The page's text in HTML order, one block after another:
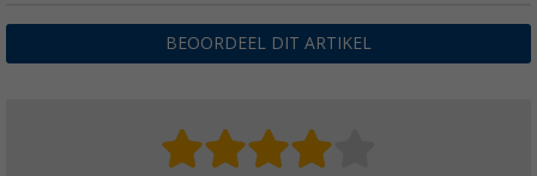
BEOORDEEL DIT ARTIKEL